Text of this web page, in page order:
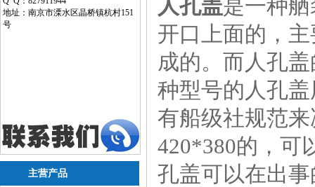
地址：南京市溧水区晶桥镇杭村151
号
主营产品
人孔盖是一种
开口上面的，
成的。而人孔
种型号的人孔
有船级社规范
420*380的，可
孔盖可以在出